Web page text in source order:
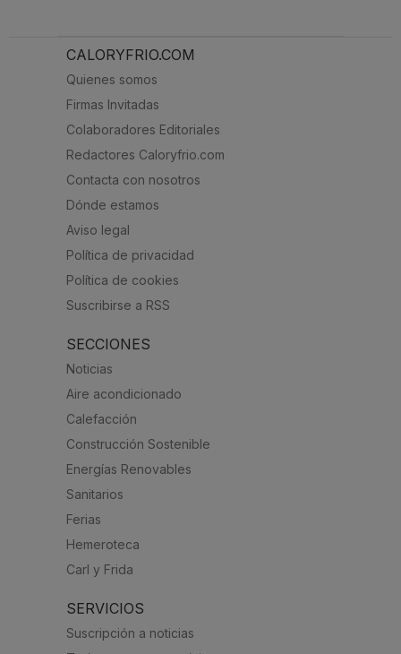
CALORYFRIO.COM
Quienes somos
Firmas Invitadas
Colaboradores Editoriales
Redactores Caloryfrio.com
Contacta con nosotros
Dónde estamos
Aviso legal
Política de privacidad
Política de cookies
Suscribirse a RSS
SECCIONES
Noticias
Aire acondicionado
Calefacción
Construcción Sostenible
Energías Renovables
Sanitarios
Ferias
Hemeroteca
Carl y Frida
SERVICIOS
Suscripción a noticias